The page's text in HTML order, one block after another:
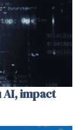
impact